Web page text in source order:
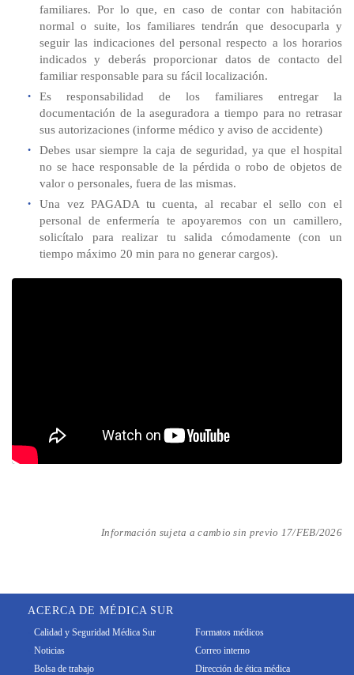
familiares. Por lo que, en caso de contar con habitación
normal o suite, los familiares tendrán que desocuparla y
seguir las indicaciones del personal respecto a los horarios
indicados y deberás proporcionar datos de contacto del
familiar responsable para su fácil localización.
Es responsabilidad de los familiares entregar la
documentación de la aseguradora a tiempo para no retrasar
sus autorizaciones (informe médico y aviso de accidente)
Debes usar siempre la caja de seguridad, ya que el hospital
no se hace responsable de la pérdida o robo de objetos de
valor o personales, fuera de las mismas.
Una vez PAGADA tu cuenta, al recabar el sello con el
personal de enfermería te apoyaremos con un camillero,
solicítalo para realizar tu salida cómodamente (con un
tiempo máximo 20 min para no generar cargos).
Información sujeta a cambio sin previo 17/FEB/2026
ACERCA DE MÉDICA SUR
Calidad y Seguridad Médica Sur
Noticias
Bolsa de trabajo
Formatos médicos
Correo interno
Dirección de ética médica